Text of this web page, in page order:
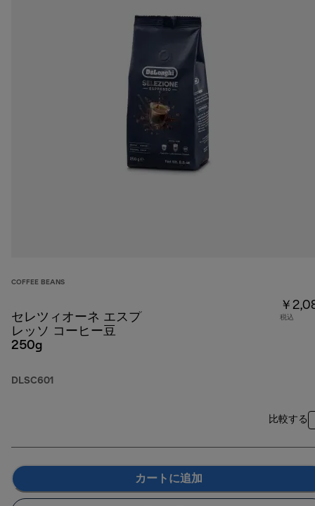
COFFEE BEANS
セレツィオーネ エスプ
レッソ コーヒー豆
250g
DLSC601
￥
税込
比較する
カートに追加